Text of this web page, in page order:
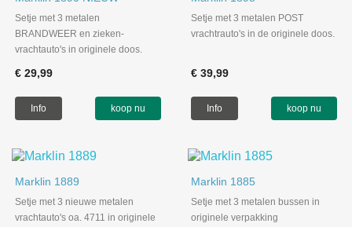
Setje met 3 metalen
BRANDWEER en zieken-
vrachtauto's in originele doos.
€ 29,99
Info koop nu
Setje met 3 metalen POST
vrachtrauto's in de originele doos.
€ 39,99
Info koop nu
Marklin 1889
Setje met 3 nieuwe metalen
vrachtauto's oa. 4711 in originele
Marklin 1885
Setje met 3 metalen bussen in
originele verpakking